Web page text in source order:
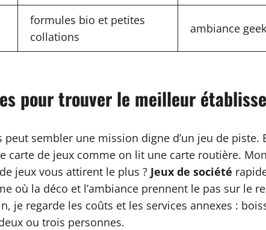
formules bio et petites
collations
ambiance
pour trouver le meilleur
peut sembler une mission digne d’un jeu de piste.
carte de jeux comme on lit une carte routière.
jeux vous attirent le plus ? Jeux de société
la déco et l’ambiance prennent le pas sur le
je regarde les coûts et les services annexes :
ou trois personnes.